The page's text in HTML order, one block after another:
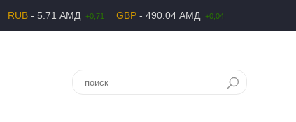
RUB - 5.71 АМД +0,71 GBP - 490.04 АМД +0,04